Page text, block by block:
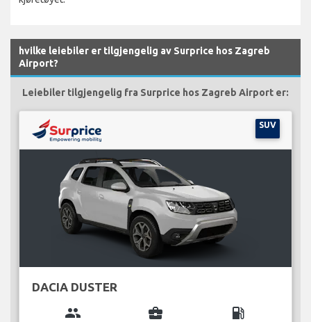
hvilke leiebiler er tilgjengelig av Surprice hos Zagreb
Airport?
Leiebiler tilgjengelig fra Surprice hos Zagreb Airport er:
SUV
DACIA DUSTER
group business_center local_gas_station